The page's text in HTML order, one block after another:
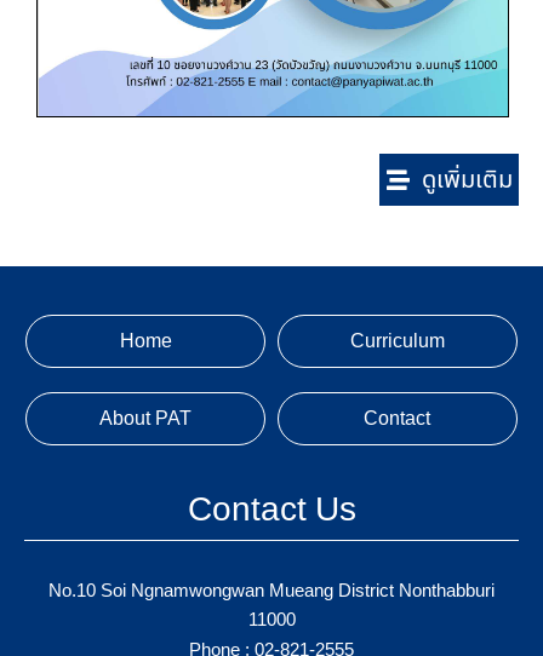
ดูเพิ่มเติม
Home Curriculum
About PAT Contact
Contact Us
No.10 Soi Ngnamwongwan Mueang District Nonthabburi
11000
02-821-2555